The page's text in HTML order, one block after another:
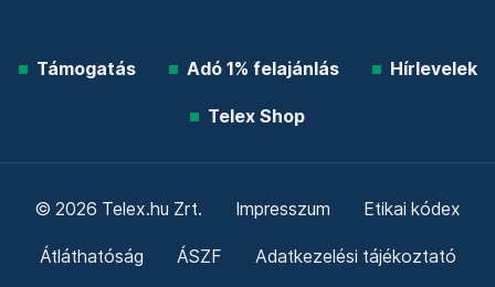
Támogatás Adó 1% felajánlás Hírlevelek
Telex Shop
© 2026 Telex.hu Zrt. Impresszum Etikai kódex
Átláthatóság ÁSZF Adatkezelési tájékoztató